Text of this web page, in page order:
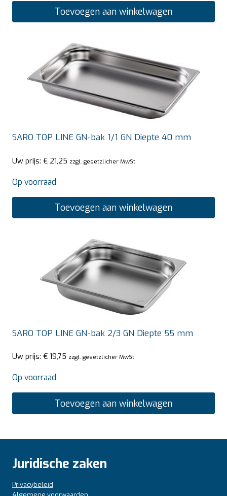
Toevoegen aan winkelwagen
SARO TOP LINE GN-bak 1/1 GN Diepte 40 mm
Uw prijs: € 21,25 zzgl. gesetzlicher MwSt.
Op voorraad
Toevoegen aan winkelwagen
SARO TOP LINE GN-bak 2/3 GN Diepte 55 mm
Uw prijs: € 19,75 zzgl. gesetzlicher MwSt.
Op voorraad
Toevoegen aan winkelwagen
Juridische zaken
Privacybeleid